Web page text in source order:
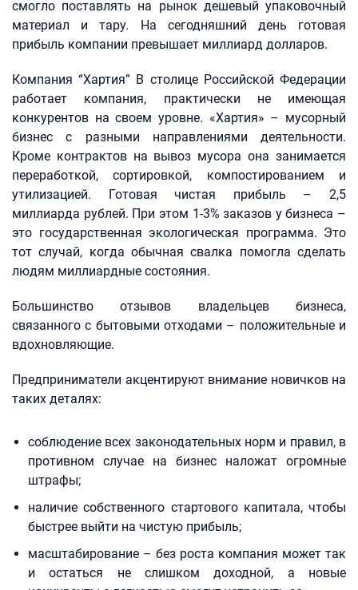
смогло поставлять на рынок дешевый упаковочный
материал и тару. На сегодняшний день готовая
прибыль компании превышает миллиард долларов.
Компания “Хартия” В столице Российской Федерации
работает компания, практически не имеющая
конкурентов на своем уровне. «Хартия» – мусорный
бизнес с разными направлениями деятельности.
Кроме контрактов на вывоз мусора она занимается
переработкой, сортировкой, компостированием и
утилизацией. Готовая чистая прибыль – 2,5
миллиарда рублей. При этом 1-3% заказов у бизнеса –
это государственная экологическая программа. Это
тот случай, когда обычная свалка помогла сделать
людям миллиардные состояния.
Большинство отзывов владельцев бизнеса,
связанного с бытовыми отходами – положительные и
вдохновляющие.
Предприниматели акцентируют внимание новичков на
таких деталях:
соблюдение всех законодательных норм и правил, в
противном случае на бизнес наложат огромные
штрафы;
наличие собственного стартового капитала, чтобы
быстрее выйти на чистую прибыль;
масштабирование – без роста компания может так
и остаться не слишком доходной, а новые